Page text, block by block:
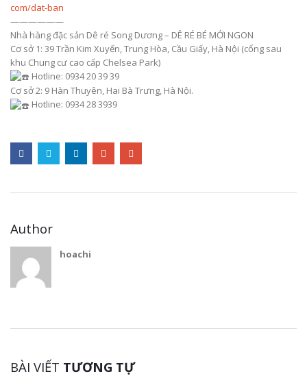
com/dat-ban
——————
Nhà hàng đặc sản Dê ré Song Dương – DÊ RÉ BÉ MỚI NGON
Cơ sở 1: 39 Trần Kim Xuyến, Trung Hòa, Cầu Giấy, Hà Nội (cổng sau
khu Chung cư cao cấp Chelsea Park)
Hotline: 0934 20 39 39
Cơ sở 2: 9 Hàn Thuyên, Hai Bà Trưng, Hà Nội.
Hotline: 0934 28 3939
Author
hoachi
BÀI VIẾT TƯƠNG TỰ